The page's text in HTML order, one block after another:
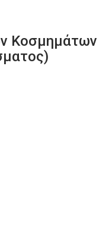
Κοσμημάτων